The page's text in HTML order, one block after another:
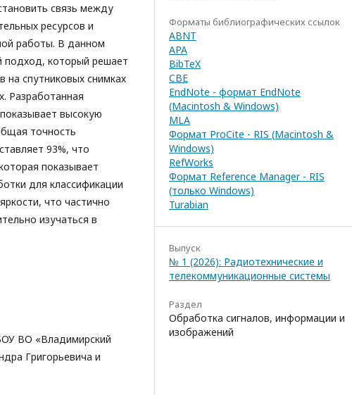
связь между
ресурсов и
работы. В данном
подход, который решает
на спутниковых снимках
Разработанная
высокую
точность
93%, что
показывает
для классификации
что частично
изучаться в
ВО «Владимирский
Григорьевича и
Форматы библиографических ссылок
ABNT
APA
BibTeX
CBE
EndNote - формат EndNote
(Macintosh & Windows)
MLA
Формат ProCite - RIS (Macintosh &
Windows)
RefWorks
Формат Reference Manager - RIS
(только Windows)
Turabian
Выпуск
№ 1 (2026): Радиотехнические и
телекоммуникационные системы
Раздел
Обработка сигналов, информации и
изображений